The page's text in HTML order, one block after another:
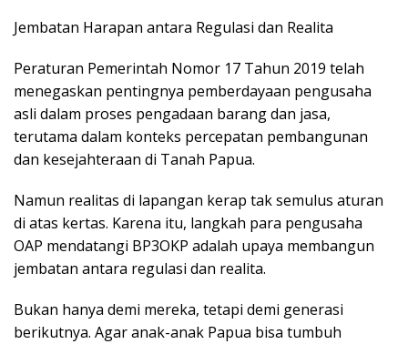
Jembatan Harapan antara Regulasi dan Realita
Peraturan Pemerintah Nomor 17 Tahun 2019 telah
menegaskan pentingnya pemberdayaan pengusaha
asli dalam proses pengadaan barang dan jasa,
terutama dalam konteks percepatan pembangunan
dan kesejahteraan di Tanah Papua.
Namun realitas di lapangan kerap tak semulus aturan
di atas kertas. Karena itu, langkah para pengusaha
OAP mendatangi BP3OKP adalah upaya membangun
jembatan antara regulasi dan realita.
Bukan hanya demi mereka, tetapi demi generasi
berikutnya. Agar anak-anak Papua bisa tumbuh